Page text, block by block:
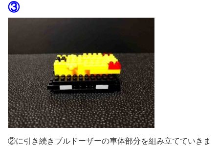
③
②に引き続きブルドーザーの車体部分を組み立てていきま